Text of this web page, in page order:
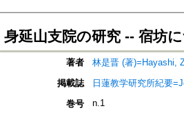
身延山支院の研究 -- 宿坊
著者
林是晋 (著)=Hayashi,
掲載誌
日蓮教学研究所紀要
巻号
n.1